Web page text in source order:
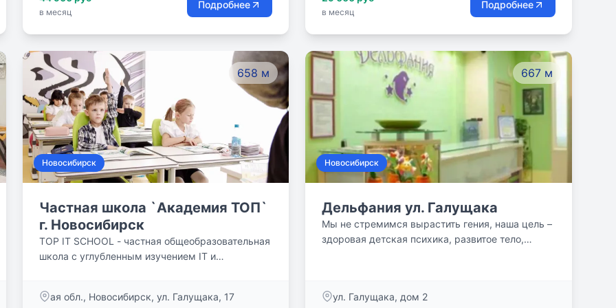
в месяц
Подробнее
в месяц
Подробнее
658 м
Новосибирск
Частная школа `Академия ТОП`
г. Новосибирск
TOP IT SCHOOL - частная общеобразовательная
школа с углубленным изучением IT и
Top It School - часть семьи Компьютерной
ая обл., Новосибирск, ул. Галущака, 17
667 м
Новосибирск
Дельфания ул. Галущака
Мы не стремимся вырастить гения, наша цель –
здоровая детская психика, развитое тело,
ул. Галущака, дом 2